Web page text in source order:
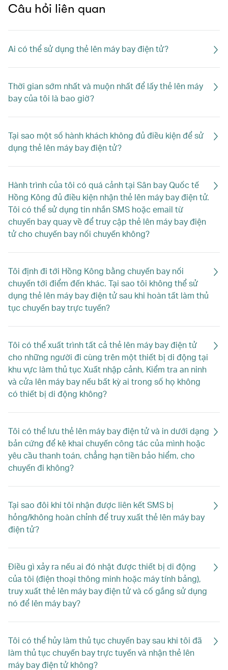
Câu hỏi liên quan
Ai có thể sử dụng thẻ lên máy bay điện tử?
Thời gian sớm nhất và muộn nhất để lấy thẻ lên máy
bay của tôi là bao giờ?
Tại sao một số hành khách không đủ điều kiện để sử
dụng thẻ lên máy bay điện tử?
Hành trình của tôi có quá cảnh tại Sân bay Quốc tế
Hồng Kông đủ điều kiện nhận thẻ lên máy bay điện tử.
Tôi có thể sử dụng tin nhắn SMS hoặc email từ
chuyến bay quay về để truy cập thẻ lên máy bay điện
tử cho chuyến bay nối chuyến không?
Tôi định đi tới Hồng Kông bằng chuyến bay nối
chuyến tới điểm đến khác. Tại sao tôi không thể sử
dụng thẻ lên máy bay điện tử sau khi hoàn tất làm thủ
tục chuyến bay trực tuyến?
Tôi có thể xuất trình tất cả thẻ lên máy bay điện tử
cho những người đi cùng trên một thiết bị di động tại
khu vực làm thủ tục Xuất nhập cảnh, Kiểm tra an ninh
và cửa lên máy bay nếu bất kỳ ai trong số họ không
có thiết bị di động không?
Tôi có thể lưu thẻ lên máy bay điện tử và in dưới dạng
bản cứng để kê khai chuyến công tác của mình hoặc
yêu cầu thanh toán, chẳng hạn tiền bảo hiểm, cho
chuyến đi không?
Tại sao đôi khi tôi nhận được liên kết SMS bị
hỏng/không hoàn chỉnh để truy xuất thẻ lên máy bay
điện tử?
Điều gì xảy ra nếu ai đó nhặt được thiết bị di động
của tôi (điện thoại thông minh hoặc máy tính bảng),
truy xuất thẻ lên máy bay điện tử và cố gắng sử dụng
nó để lên máy bay?
Tôi có thể hủy làm thủ tục chuyến bay sau khi tôi đã
làm thủ tục chuyến bay trực tuyến và nhận thẻ lên
máy bay điện tử không?